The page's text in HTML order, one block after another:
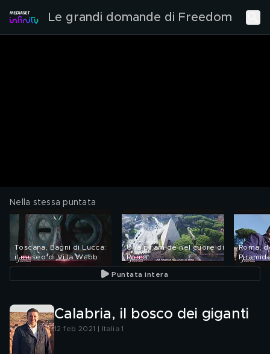
Le grandi domande di Freedom
Nella stessa puntata
Toscana, Bagni di Lucca:
il museo di Villa Webb
Una piramide nel cuore di
Roma
Roma,
Puntata intera
Calabria, il bosco dei giganti
12 feb 2021 | Italia 1